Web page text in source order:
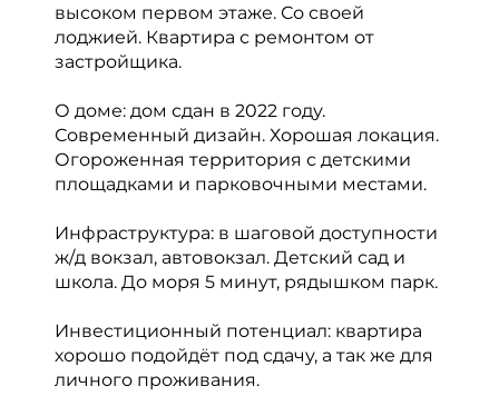
высоком первом этаже. Со своей
лоджией. Квартира с ремонтом от
застройщика.
О доме: дом сдан в 2022 году.
Современный дизайн. Хорошая локация.
Огороженная территория с детскими
площадками и парковочными местами.
Инфраструктура: в шаговой доступности
ж/д вокзал, автовокзал. Детский сад и
школа. До моря 5 минут, рядышком парк.
Инвестиционный потенциал: квартира
хорошо подойдёт под сдачу, а так же для
личного проживания.